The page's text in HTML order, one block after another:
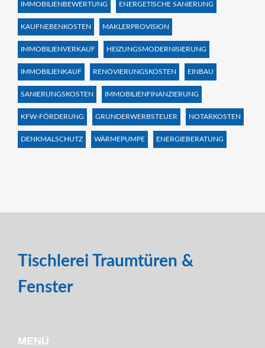
IMMOBILIENBEWERTUNG ENERGETISCHE SANIERUNG
KAUFNEBENKOSTEN MAKLERPROVISION
IMMOBILIENVERKAUF HEIZUNGSMODERNISIERUNG
IMMOBILIENKAUF RENOVIERUNGSKOSTEN EINBAU
SANIERUNGSKOSTEN IMMOBILIENFINANZIERUNG
KFW-FÖRDERUNG GRUNDERWERBSTEUER NOTARKOSTEN
DENKMALSCHUTZ WÄRMEPUMPE ENERGIEBERATUNG
Tischlerei Traumtüren &
Fenster
MENÜ